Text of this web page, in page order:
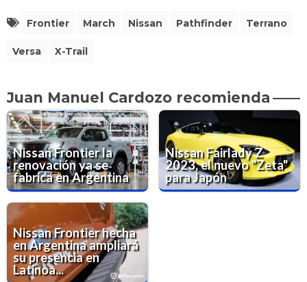
Frontier March Nissan Pathfinder Terrano
Versa X-Trail
Juan Manuel Cardozo recomienda
Nissan Frontier la
renovación ya se
fabrica en Argentina
Nissan Fairlady Z
2023, el nuevo "Zeta"
para Japón
Nissan Frontier hecha
en Argentina ampliará
su presencia en
Latinoa...